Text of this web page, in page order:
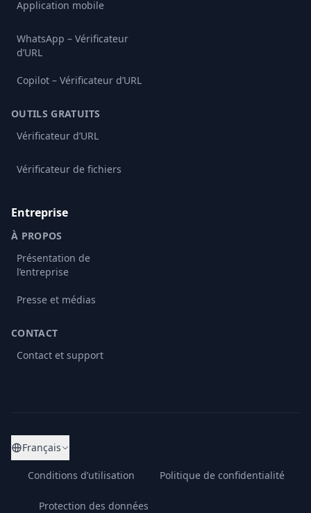
Application mobile
WhatsApp – Vérificateur
d’URL
Copilot – Vérificateur d’URL
OUTILS GRATUITS
Vérificateur d’URL
Vérificateur de fichiers
Entreprise
À PROPOS
Présentation de
l’entreprise
Presse et médias
CONTACT
Contact et support
Français
Conditions d’utilisation Politique de confidentialité
Protection des données